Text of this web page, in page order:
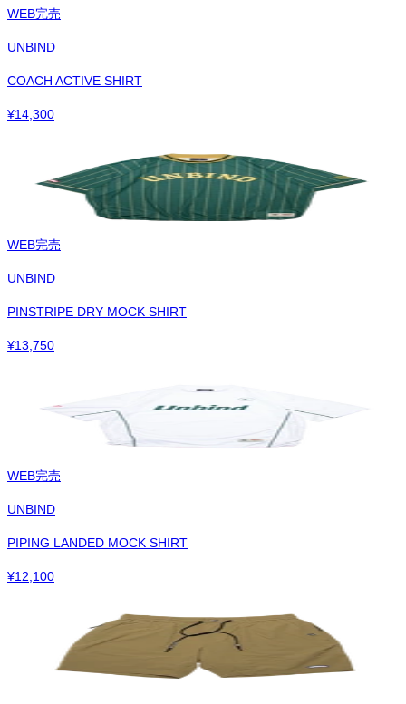
WEB完売
UNBIND
COACH ACTIVE SHIRT
¥14,300
WEB完売
UNBIND
PINSTRIPE DRY MOCK SHIRT
¥13,750
WEB完売
UNBIND
PIPING LANDED MOCK SHIRT
¥12,100